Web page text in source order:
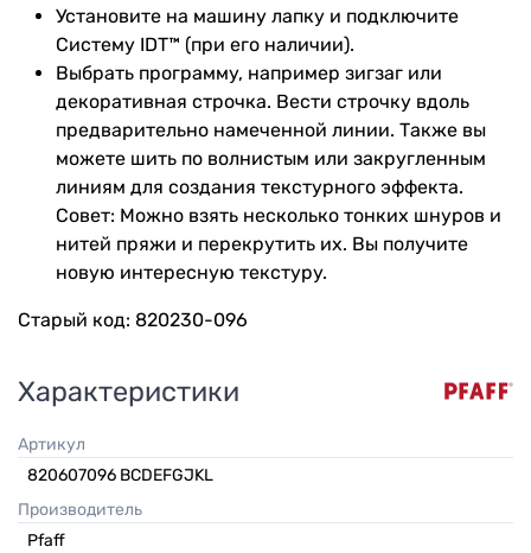
Установите на машину лапку и подключите
Систему IDT™ (при его наличии).
Выбрать программу, например зигзаг или
декоративная строчка. Вести строчку вдоль
предварительно намеченной линии. Также вы
можете шить по волнистым или закругленным
линиям для создания текстурного эффекта.
Совет: Можно взять несколько тонких шнуров и
нитей пряжи и перекрутить их. Вы получите
новую интересную текстуру.
Старый код: 820230-096
Характеристики
Артикул
820607096 BCDEFGJKL
Производитель
Pfaff